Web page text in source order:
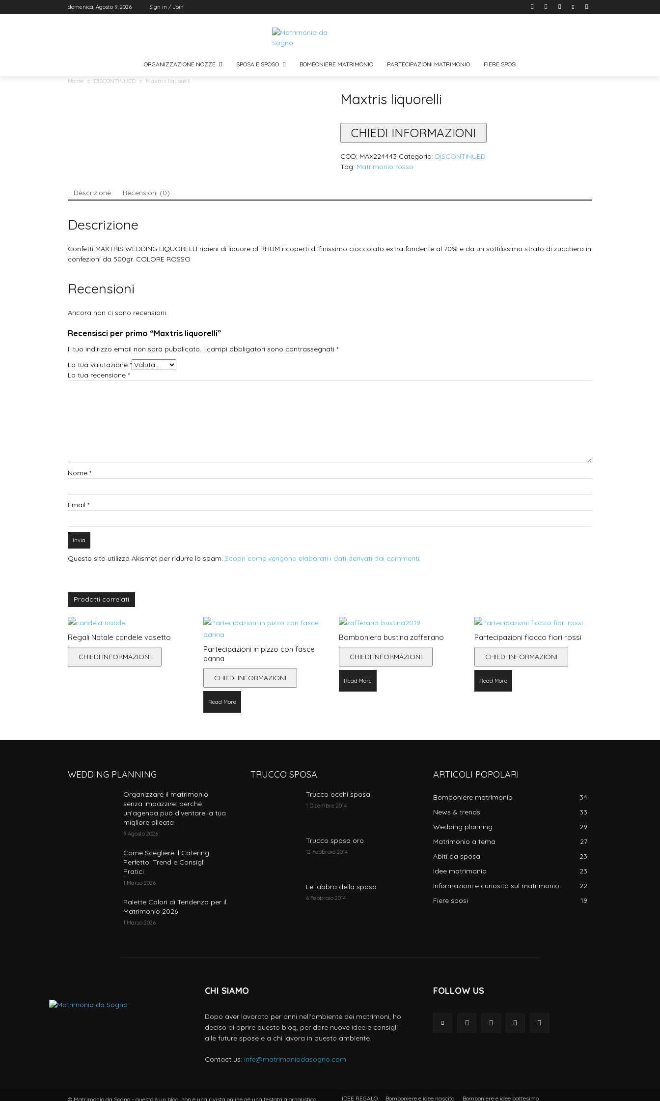
domenica, Agosto 9, 2026 Sign in / Join
ORGANIZZAZIONE NOZZE SPOSA E SPOSO BOMBONIERE MATRIMONIO PARTECIPAZIONI MATRIMONIO FIERE SPOSI
Home DISCONTINUED Maxtris liquorelli
Maxtris liquorelli
CHIEDI INFORMAZIONI
COD: MAX224443 Categoria: DISCONTINUED
Tag: Matrimonio rosso
Descrizione Recensioni (0)
Descrizione
Confetti MAXTRIS WEDDING LIQUORELLI ripieni di liquore al RHUM ricoperti di finissimo cioccolato extra fondente al 70% e da un sottilissimo strato di zucchero in
confezioni da 500gr. COLORE ROSSO
Recensioni
Ancora non ci sono recensioni.
Recensisci per primo “Maxtris liquorelli”
Il tuo indirizzo email non sarà pubblicato. I campi obbligatori sono contrassegnati *
La tua valutazione *
La tua recensione *
Nome *
Email *
Questo sito utilizza Akismet per ridurre lo spam. Scopri come vengono elaborati i dati derivati dai commenti.
Prodotti correlati
Regali Natale candele vasetto
CHIEDI INFORMAZIONI
Partecipazioni in pizzo con fasce
panna
CHIEDI INFORMAZIONI
Read More
Bomboniera bustina zafferano
CHIEDI INFORMAZIONI
Read More
Partecipazioni fiocco fiori rossi
CHIEDI INFORMAZIONI
Read More
WEDDING PLANNING
Organizzare il matrimonio
senza impazzire: perché
un’agenda può diventare la tua
migliore alleata
9 Agosto 2026
Come Scegliere il Catering
Perfetto: Trend e Consigli
Pratici
1 Marzo 2026
Palette Colori di Tendenza per il
Matrimonio 2026
1 Marzo 2026
TRUCCO SPOSA
Trucco occhi sposa
1 Dicembre 2014
Trucco sposa oro
12 Febbraio 2014
Le labbra della sposa
6 Febbraio 2014
ARTICOLI POPOLARI
Bomboniere matrimonio
34
News & trends
33
Wedding planning
29
Matrimonio a tema
27
Abiti da sposa
23
Idee matrimonio
23
Informazioni e curiosità sul matrimonio
22
Fiere sposi
19
CHI SIAMO
Dopo aver lavorato per anni nell'ambiente dei matrimoni, ho
deciso di aprire questo blog, per dare nuove idee e consigli
alle future spose e a chi lavora in questo ambiente.
Contact us: info@matrimoniodasogno.com
FOLLOW US
© Matrimonio da Sogno - questo è un blog, non è una rivista online né una testata giornalistica IDEE REGALO Bomboniere e idee nascita Bomboniere e idee battesimo